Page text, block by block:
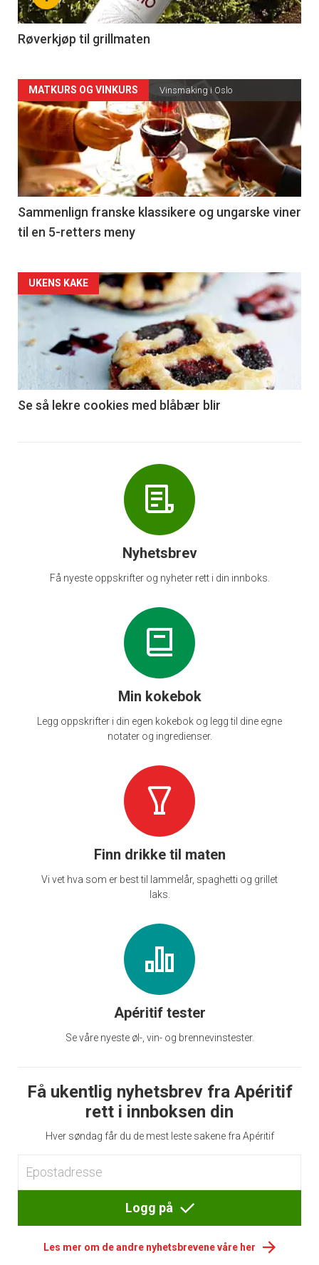
-
4
Røverkjøp til grillmaten
Forsiden
akkurat
nå
-
5
MATKURS OG VINKURS Vinsmaking i Oslo
Sammenlign franske klassikere og ungarske viner
til en 5-retters meny
Forsiden
akkurat
nå
6
UKENS KAKE
Se så lekre cookies med blåbær blir
Nyhetsbrev
Få nyeste oppskrifter og nyheter rett i din innboks.
Min kokebok
Legg oppskrifter i din egen kokebok og legg til dine egne
notater og ingredienser.
Finn drikke til maten
Vi vet hva som er best til lammelår, spaghetti og grillet
laks.
Apéritif tester
Se våre nyeste øl-, vin- og brennevinstester.
Få ukentlig nyhetsbrev fra Apéritif
rett i innboksen din
Hver søndag får du de mest leste sakene fra Apéritif
Logg på
Les mer om de andre nyhetsbrevene våre her